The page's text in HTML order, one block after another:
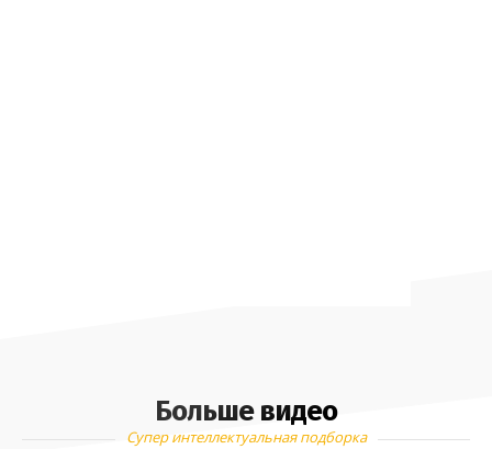
Больше видео
Супер интеллектуальная подборка